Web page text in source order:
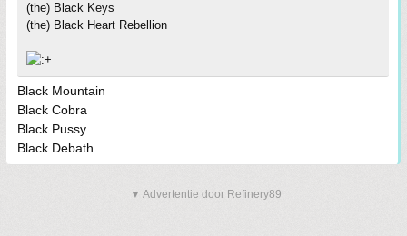
(the) Black Keys
(the) Black Heart Rebellion
Black Mountain
Black Cobra
Black Pussy
Black Debath
▼ Advertentie door Refinery89